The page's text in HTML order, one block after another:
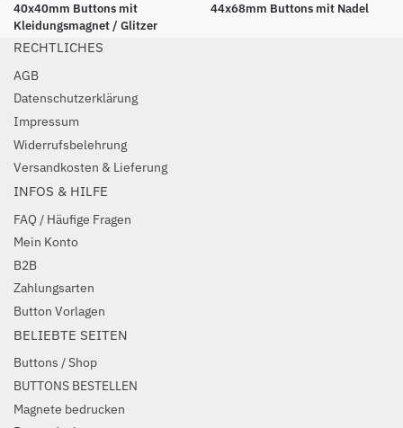
40x40mm Buttons mit
Kleidungsmagnet / Glitzer
44x68mm Buttons mit Nadel
RECHTLICHES
AGB
Datenschutzerklärung
Impressum
Widerrufsbelehrung
Versandkosten & Lieferung
INFOS & HILFE
FAQ / Häufige Fragen
Mein Konto
B2B
Zahlungsarten
Button Vorlagen
BELIEBTE SEITEN
Buttons / Shop
BUTTONS BESTELLEN
Magnete bedrucken